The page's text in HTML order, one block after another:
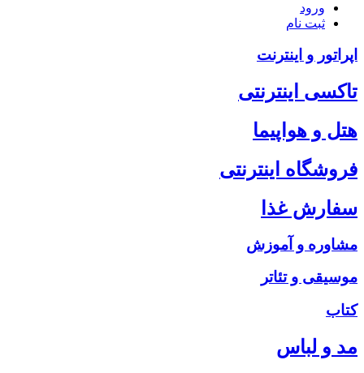
ورود
ثبت نام
اپراتور و اینترنت
تاکسی اینترنتی
هتل و هواپیما
فروشگاه اینترنتی
سفارش غذا
مشاوره و آموزش
موسیقی و تئاتر
کتاب
مد و لباس